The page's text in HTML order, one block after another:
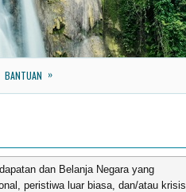
BANTUAN »
dan Belanja Negara yang
peristiwa luar biasa, dan/atau krisis